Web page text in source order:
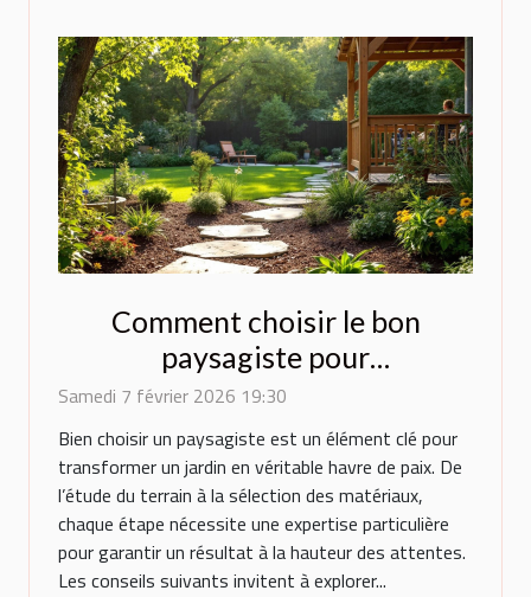
Comment choisir le bon
paysagiste pour
métamorphoser votre espace
extérieur ?
Samedi 7 février 2026 19:30
Bien choisir un paysagiste est un élément clé pour
transformer un jardin en véritable havre de paix. De
l’étude du terrain à la sélection des matériaux,
chaque étape nécessite une expertise particulière
pour garantir un résultat à la hauteur des attentes.
Les conseils suivants invitent à explorer...